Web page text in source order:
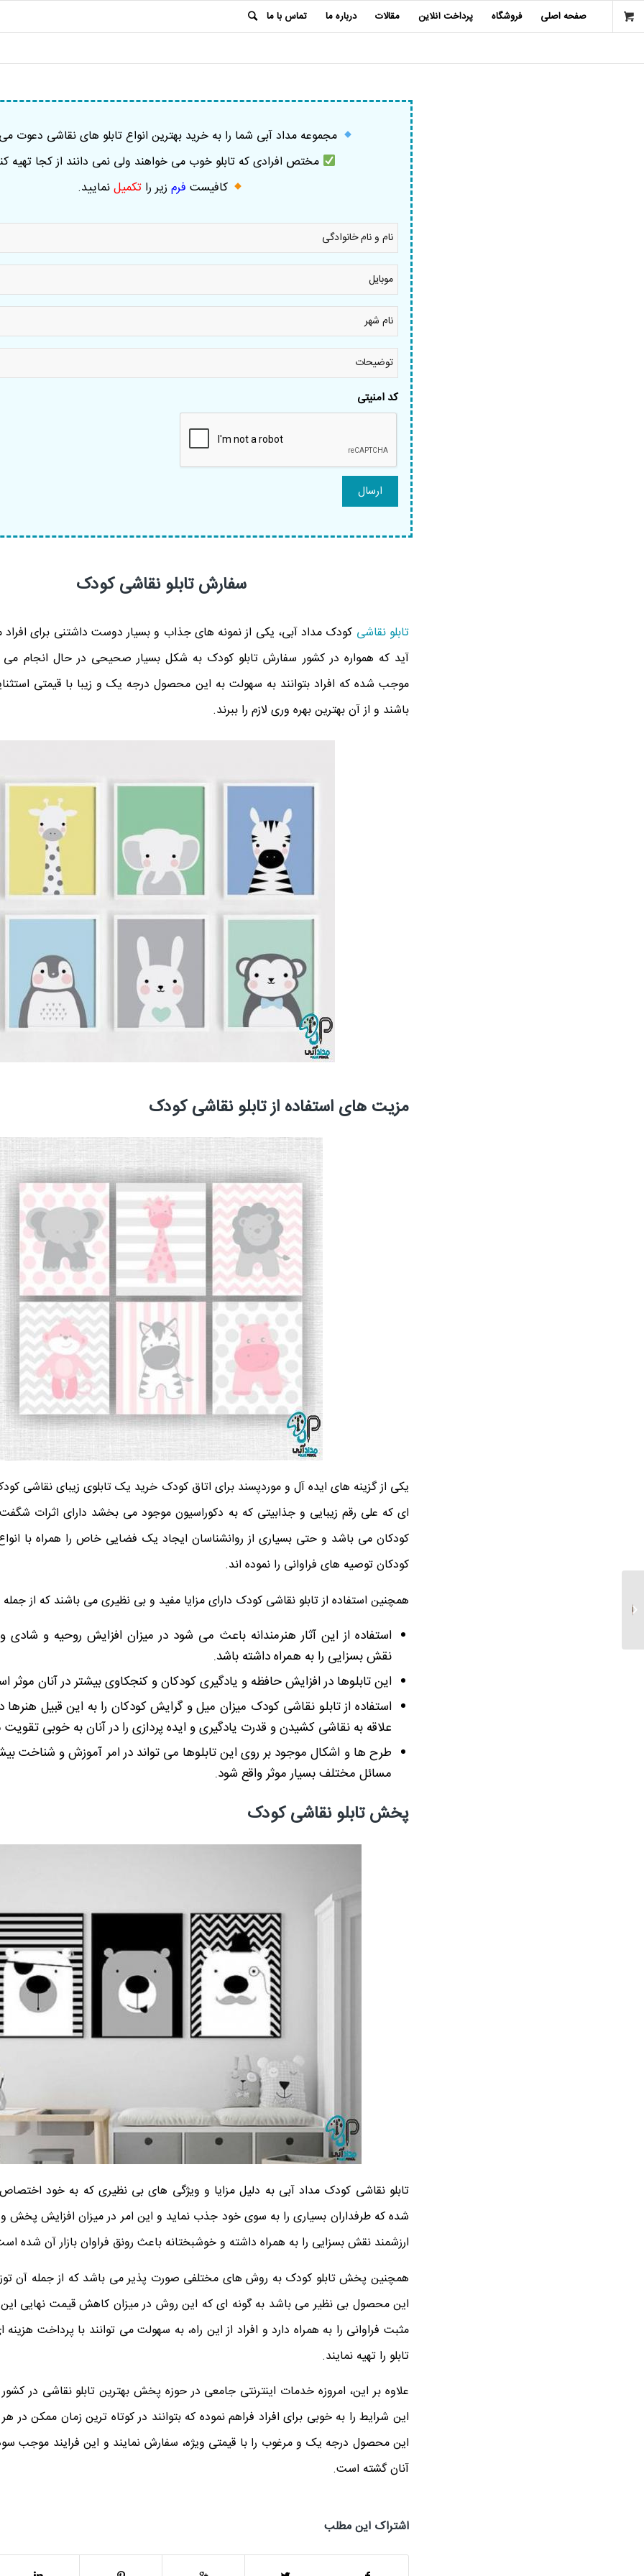
صفحه اصلی فروشگاه پرداخت آنلاین مقالات درباره ما تماس با ما
مجموعه مداد آبی شما را به خرید بهترین انواع تابلو های نقاشی دعوت
مختص افرادی که تابلو خوب می خواهند ولی نمی دانند از کجا تهیه
کافیست فرم زیر را تکمیلنمایید.
نام
نام
خانوادگی
موبایل
نام
شهر *
توضیحات
کد امنیتی
سفارش تابلو نقاشی کودک
تابلو نقاشی کودک مداد آبی، یکی از نمونه های جذاب و بسیار دوست داشتنی برای
آید که همواره در کشور سفارش تابلو کودک به شکل بسیار صحیحی در حال انجام می
موجب شده که افراد بتوانند به سهولت به این محصول درجه یک و زیبا با قیمتی
باشند و از آن بهترین بهره وری لازم را ببرند.
مزیت های استفاده از تابلو نقاشی کودک
یکی از گزینه های ایده آل و موردپسند برای اتاق کودک خرید یک تابلوی زیبای نقاشی
ای که علی رقم زیبایی و جذابیتی که به دکوراسیون موجود می بخشد دارای اثرات شگفت
کودکان می باشد و حتی بسیاری از روانشناسان ایجاد یک فضایی خاص را همراه با انواع
کودکان توصیه های فراوانی را نموده اند.
همچنین استفاده از تابلو نقاشی کودک دارای مزایا مفید و بی نظیری می باشند که از
استفاده از این آثار هنرمندانه باعث می شود در میزان افزایش روحیه و
نقش بسزایی را به همراه داشته باشد.
این تابلوها در افزایش حافظه و یادگیری کودکان و کنجکاوی بیشتر در آنان موثر
استفاده از تابلو نقاشی کودک میزان میل و گرایش کودکان را به این قبیل
علاقه به نقاشی کشیدن و قدرت یادگیری و ایده پردازی را در آنان به خوبی
طرح ها و اشکال موجود بر روی این تابلوها می تواند در امر آموزش و شناخت
مسائل مختلف بسیار موثر واقع شود.
پخش تابلو نقاشی کودک
تابلو نقاشی کودک مداد آبی به دلیل مزایا و ویژگی های بی نظیری که به خود
شده که طرفداران بسیاری را به سوی خود جذب نماید و این امر در میزان افزایش پخش
ارزشمند نقش بسزایی را به همراه داشته و خوشبختانه باعث رونق فراوان بازار آن شده
همچنین پخش تابلو کودک به روش های مختلفی صورت پذیر می باشد که از جمله آن
این محصول بی نظیر می باشد به گونه ای که این روش در میزان کاهش قیمت نهایی
مثبت فراوانی را به همراه دارد و افراد از این راه، به سهولت می توانند با پرداخت
تابلو را تهیه نمایند.
علاوه بر این، امروزه خدمات اینترنتی جامعی در حوزه پخش بهترین تابلو نقاشی در
این شرایط را به خوبی برای افراد فراهم نموده که بتوانند در کوتاه ترین زمان ممکن
این محصول درجه یک و مرغوب را با قیمتی ویژه، سفارش نمایند و این فرایند موجب
آنان گشته است.
اشتراک این مطلب